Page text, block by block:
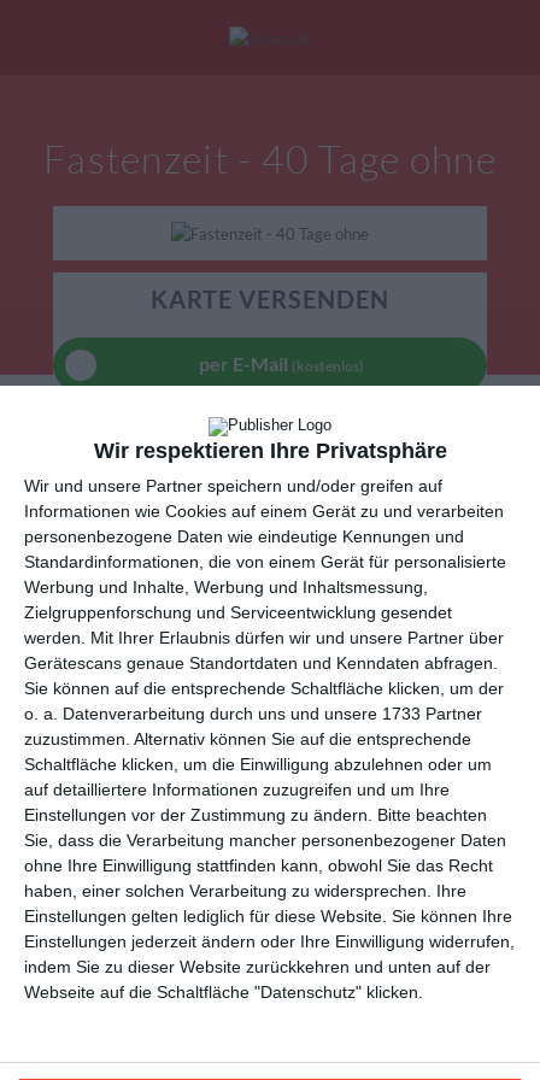
Wir respektieren Ihre Privatsphäre
Wir und unsere Partner speichern und/oder greifen auf
Informationen wie Cookies auf einem Gerät zu und verarbeiten
personenbezogene Daten wie eindeutige Kennungen und
Standardinformationen, die von einem Gerät für personalisierte
Werbung und Inhalte, Werbung und Inhaltsmessung,
Zielgruppenforschung und Serviceentwicklung gesendet
werden.
Mit Ihrer Erlaubnis dürfen wir und unsere Partner über
Gerätescans genaue Standortdaten und Kenndaten abfragen.
Sie können auf die entsprechende Schaltfläche klicken, um der
o. a. Datenverarbeitung durch uns und unsere 1733 Partner
zuzustimmen. Alternativ können Sie auf die entsprechende
Schaltfläche klicken, um die Einwilligung abzulehnen oder um
auf detailliertere Informationen zuzugreifen und um Ihre
Einstellungen vor der Zustimmung zu ändern.
Bitte beachten
Sie, dass die Verarbeitung mancher personenbezogener Daten
ohne Ihre Einwilligung stattfinden kann, obwohl Sie das Recht
haben, einer solchen Verarbeitung zu widersprechen. Ihre
Einstellungen gelten lediglich für diese Website. Sie können Ihre
Einstellungen jederzeit ändern oder Ihre Einwilligung widerrufen,
indem Sie zu dieser Website zurückkehren und unten auf der
Webseite auf die Schaltfläche "Datenschutz" klicken.
Fastenzeit - 40 Tage ohne
KARTE VERSENDEN
per E-Mail (kostenlos)
TEILEN
Facebook, Twitter, WhatsApp, ...
WEITERE KARTEN IN DIESEN
KATEGORIEN ANSEHEN
Religiöse Feste und Feiertage
Christliche Religion und Feiertage
Kisseo©
Entdecken Sie auch: Ereignis-Kalender